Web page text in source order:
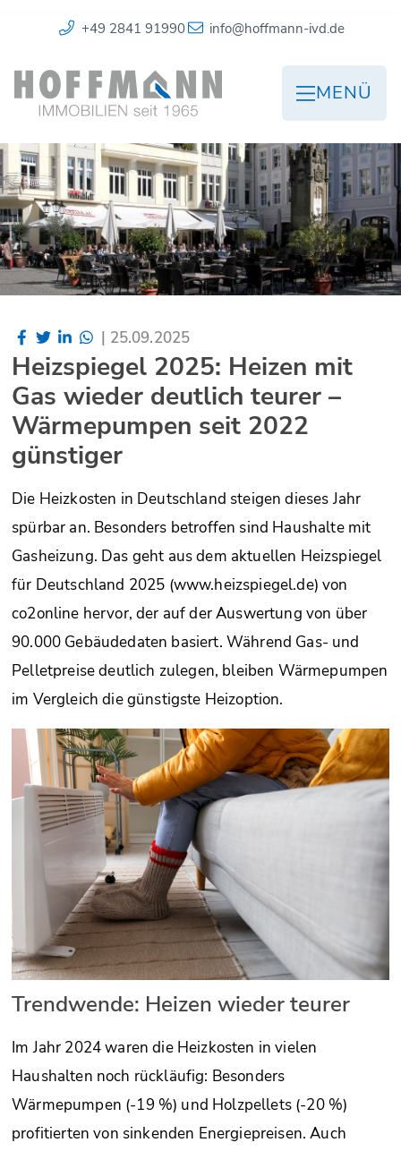
+49 2841 91990 info@hoffmann-ivd.de
MENÜ
| 25.09.2025
Heizspiegel 2025: Heizen mit
Gas wieder deutlich teurer –
Wärmepumpen seit 2022
günstiger
Die Heizkosten in Deutschland steigen dieses Jahr
spürbar an. Besonders betroffen sind Haushalte mit
Gasheizung. Das geht aus dem aktuellen Heizspiegel
für Deutschland 2025 (www.heizspiegel.de) von
co2online hervor, der auf der Auswertung von über
90.000 Gebäudedaten basiert. Während Gas- und
Pelletpreise deutlich zulegen, bleiben Wärmepumpen
im Vergleich die günstigste Heizoption.
Trendwende: Heizen wieder teurer
Im Jahr 2024 waren die Heizkosten in vielen
Haushalten noch rückläufig: Besonders
Wärmepumpen (-19 %) und Holzpellets (-20 %)
profitierten von sinkenden Energiepreisen. Auch